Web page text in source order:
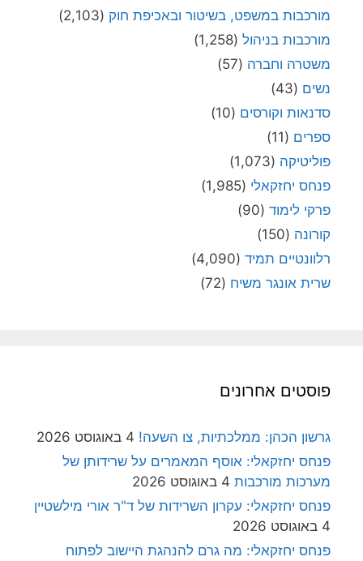
מורכבות במשפט, בשיטור ובאכיפת חוק (2,103)
מורכבות בניהול (1,258)
משטרה וחברה (57)
נשים (43)
סדנאות וקורסים (10)
ספרים (11)
פוליטיקה (1,073)
פנחס יחזקאלי (1,985)
פרקי לימוד (90)
קורונה (150)
רלוונטיים תמיד (4,090)
שרית אונגר משיח (72)
פוסטים אחרונים
גרשון הכהן: ממלכתיות, צו השעה! 4 באוגוסט 2026
פנחס יחזקאלי: אוסף המאמרים על שרידותן של
מערכות מורכבות 4 באוגוסט 2026
פנחס יחזקאלי: עקרון השרידות של ד"ר אורי מילשטיין
4 באוגוסט 2026
פנחס יחזקאלי: מה גרם להנהגת היישוב לפתוח